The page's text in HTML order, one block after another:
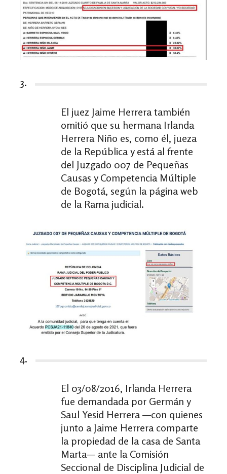
3.
El juez Jaime Herrera también
omitió que su hermana Irlanda
Herrera Niño es, como él, jueza
de la República y está al frente
del Juzgado 007 de Pequeñas
Causas y Competencia Múltiple
de Bogotá, según la página web
de la Rama judicial.
4.
El 03/08/2016, Irlanda Herrera
fue demandada por Germán y
Saul Yesid Herrera —con quienes
junto a Jaime Herrera comparte
la propiedad de la casa de Santa
Marta— ante la Comisión
Seccional de Disciplina Judicial de